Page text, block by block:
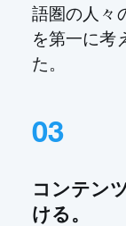
語圏の人々
を第一に考
た。
03
コンテン
ける。